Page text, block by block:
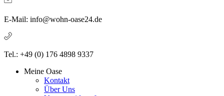
E-Mail: info@wohn-oase24.de
Tel.: +49 (0) 176 4898 9337
Meine Oase
Kontakt
Über Uns